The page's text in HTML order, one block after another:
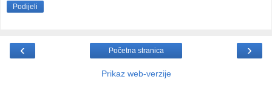
Podijeli
‹ ›
Početna stranica
Prikaz web-verzije